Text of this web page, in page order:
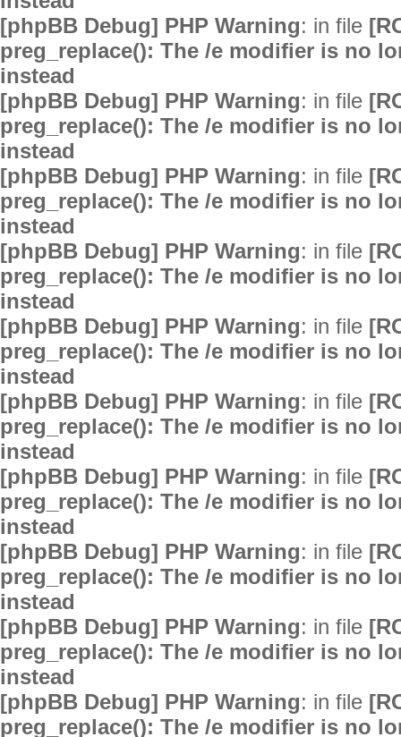
[phpBB Debug] PHP Warning: in file
preg_replace(): The /e modifier is no
instead
[phpBB Debug] PHP Warning: in file
preg_replace(): The /e modifier is no
instead
[phpBB Debug] PHP Warning: in file
preg_replace(): The /e modifier is no
instead
[phpBB Debug] PHP Warning: in file
preg_replace(): The /e modifier is no
instead
[phpBB Debug] PHP Warning: in file
preg_replace(): The /e modifier is no
instead
[phpBB Debug] PHP Warning: in file
preg_replace(): The /e modifier is no
instead
[phpBB Debug] PHP Warning: in file
preg_replace(): The /e modifier is no
instead
[phpBB Debug] PHP Warning: in file
preg_replace(): The /e modifier is no
instead
[phpBB Debug] PHP Warning: in file
preg_replace(): The /e modifier is no
instead
[phpBB Debug] PHP Warning: in file
preg_replace(): The /e modifier is no